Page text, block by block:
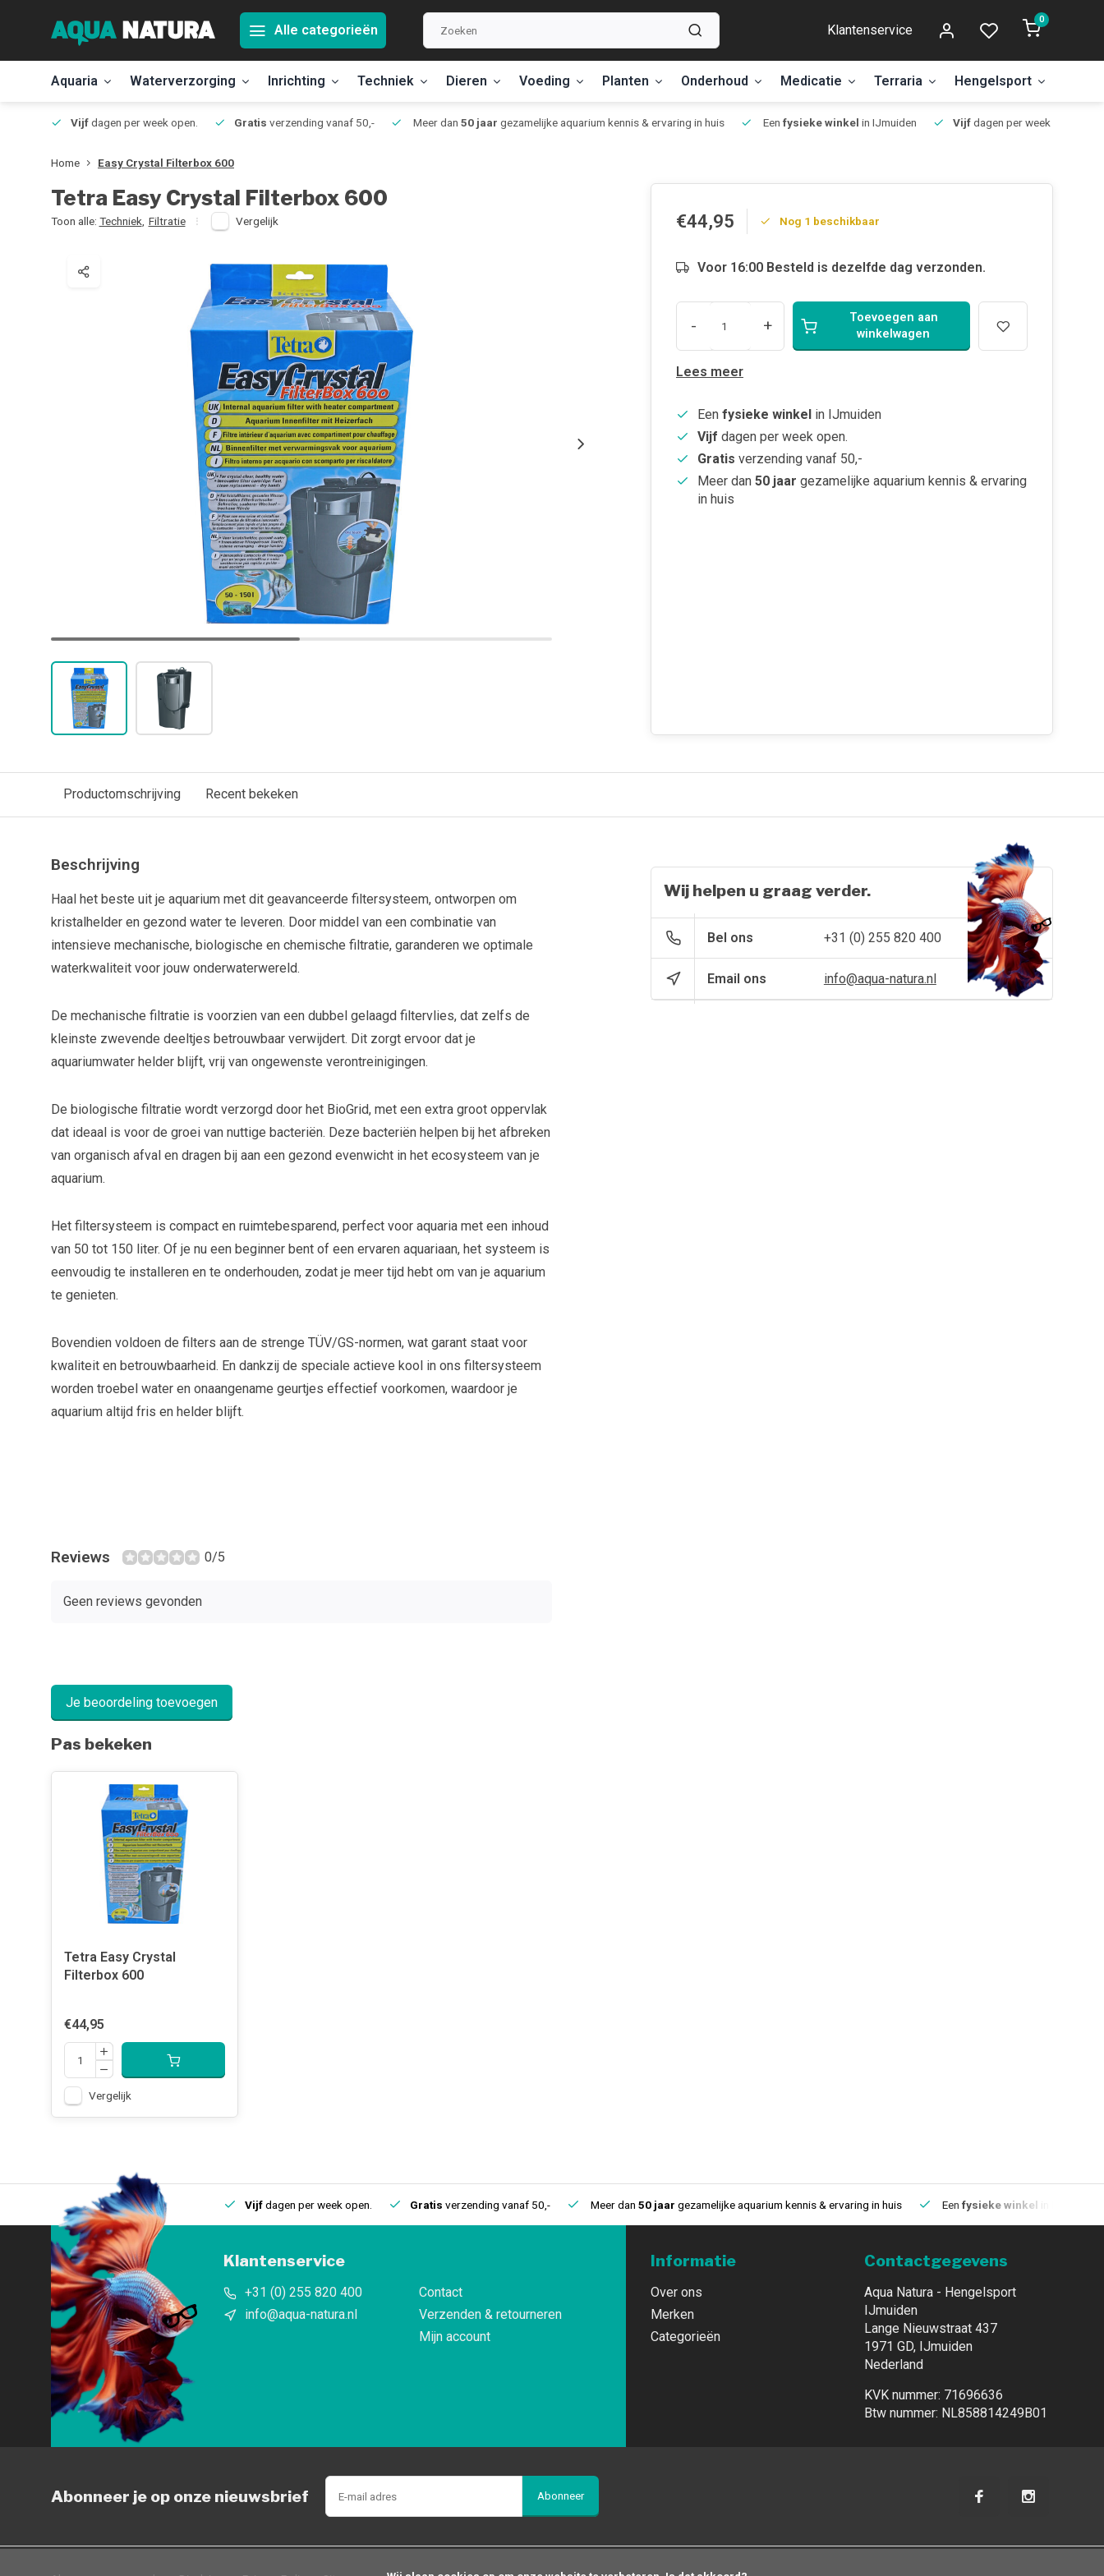
Alle categorieën Klantenservice
0
Aquaria Waterverzorging Inrichting Techniek Dieren Voeding Planten Onderhoud Medicatie Terraria Hengelsport
Vijfdagen per week open. Gratis verzending vanaf 50,- Meer dan 50 jaar gezamelijke aquarium kennis & ervaring in huis Een fysieke winkel in IJmuiden Vijfdagen per week open.
Home Easy Crystal Filterbox 600
Tetra Easy Crystal Filterbox 600
Toon alle: Techniek Filtratie Vergelijk €44,95 Nog 1 beschikbaar
Voor 16:00 Besteld is dezelfde dag verzonden.
- +
Toevoegen aan
winkelwagen
Lees meer
Een fysieke winkel in IJmuiden
Vijf dagen per week open.
Gratis verzending vanaf 50,-
Meer dan 50 jaar gezamelijke aquarium kennis & ervaring
in huis
Productomschrijving Recent bekeken
Beschrijving
Haal het beste uit je aquarium met dit geavanceerde filtersysteem, ontworpen om
kristalhelder en gezond water te leveren. Door middel van een combinatie van
intensieve mechanische, biologische en chemische filtratie, garanderen we optimale
waterkwaliteit voor jouw onderwaterwereld.
De mechanische filtratie is voorzien van een dubbel gelaagd filtervlies, dat zelfs de
kleinste zwevende deeltjes betrouwbaar verwijdert. Dit zorgt ervoor dat je
aquariumwater helder blijft, vrij van ongewenste verontreinigingen.
De biologische filtratie wordt verzorgd door het BioGrid, met een extra groot oppervlak
dat ideaal is voor de groei van nuttige bacteriën. Deze bacteriën helpen bij het afbreken
van organisch afval en dragen bij aan een gezond evenwicht in het ecosysteem van je
aquarium.
Het filtersysteem is compact en ruimtebesparend, perfect voor aquaria met een inhoud
van 50 tot 150 liter. Of je nu een beginner bent of een ervaren aquariaan, het systeem is
eenvoudig te installeren en te onderhouden, zodat je meer tijd hebt om van je aquarium
te genieten.
Bovendien voldoen de filters aan de strenge TÜV/GS-normen, wat garant staat voor
kwaliteit en betrouwbaarheid. En dankzij de speciale actieve kool in ons filtersysteem
worden troebel water en onaangename geurtjes effectief voorkomen, waardoor je
aquarium altijd fris en helder blijft.
Reviews 0/5
Geen reviews gevonden
Je beoordeling toevoegen
Wij helpen u graag verder.
Bel ons +31 (0) 255 820 400
Email ons info@aqua-natura.nl
Pas bekeken
Tetra Easy Crystal
Filterbox 600
€44,95
Vergelijk
Eenfysieke winkelin IJmuiden Vijfdagen per week open. Gratis verzending vanaf 50,- Meer dan 50 jaar gezamelijke aquarium kennis & ervaring in huis Een fysieke winkel
Klantenservice
+31 (0) 255 820 400
info@aqua-natura.nl
Contact
Verzenden & retourneren
Mijn account
Informatie
Over ons
Merken
Categorieën
Contactgegevens
Aqua Natura - Hengelsport
IJmuiden
Lange Nieuwstraat 437
1971 GD, IJmuiden
Nederland
KVK nummer: 71696636
Btw nummer: NL858814249B01
Abonneer je op onze nieuwsbrief Abonneer